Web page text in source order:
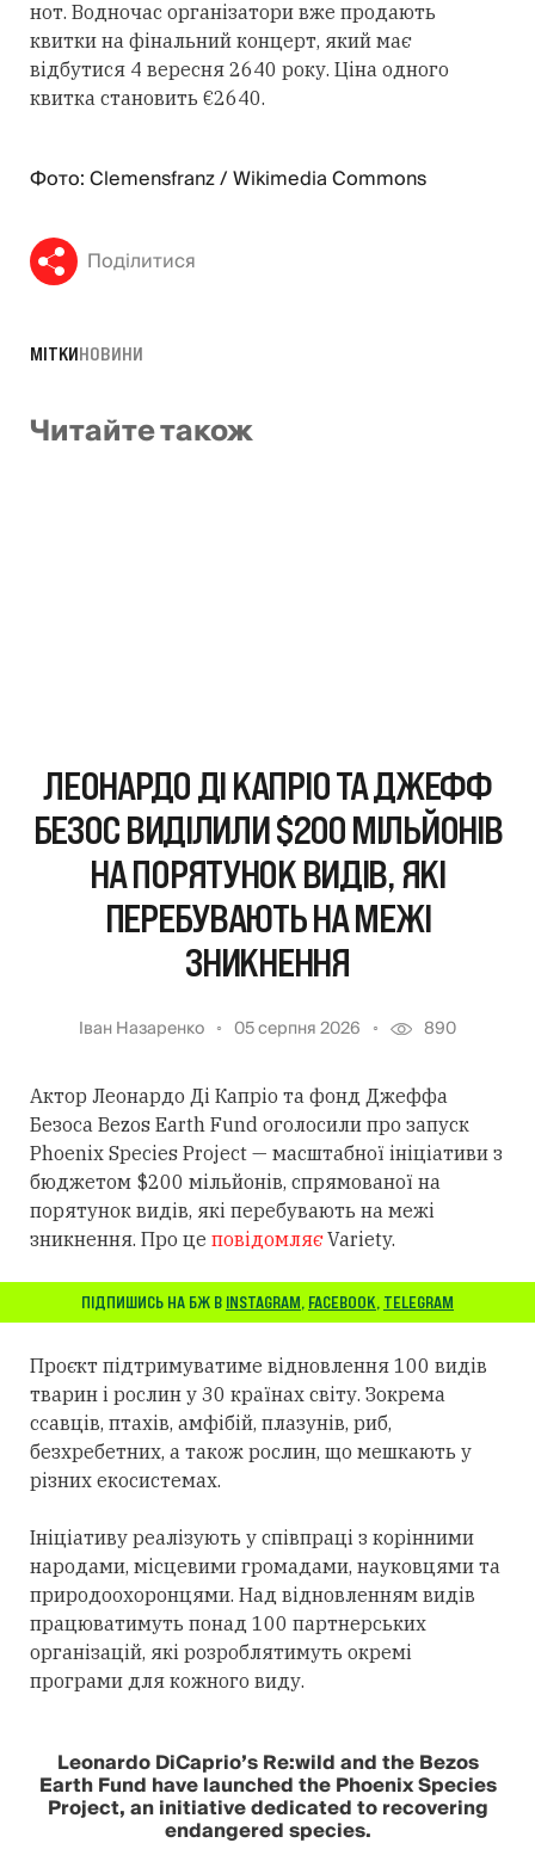
нот. Водночас організатори вже продають
квитки на фінальний концерт, який має
відбутися 4 вересня 2640 року. Ціна одного
квитка становить €2640.
Фото: Clemensfranz / Wikimedia Commons
Поділитися
МІТКИНОВИНИ
Читайте також
ЛЕОНАРДО ДІ КАПРІО ТА ДЖЕФФ
БЕЗОС ВИДІЛИЛИ $200 МІЛЬЙОНІВ
НА ПОРЯТУНОК ВИДІВ, ЯКІ
ПЕРЕБУВАЮТЬ НА МЕЖІ
ЗНИКНЕННЯ
Іван Назаренко 05 серпня 2026 890
Актор Леонардо Ді Капріо та фонд Джеффа
Безоса Bezos Earth Fund оголосили про запуск
Phoenix Species Project — масштабної ініціативи з
бюджетом $200 мільйонів, спрямованої на
порятунок видів, які перебувають на межі
зникнення. Про це повідомляєVariety.
ПІДПИШИСЬ НА БЖ В INSTAGRAM, FACEBOOK, TELEGRAM
Проєкт підтримуватиме відновлення 100 видів
тварин і рослин у 30 країнах світу. Зокрема
ссавців, птахів, амфібій, плазунів, риб,
безхребетних, а також рослин, що мешкають у
різних екосистемах.
Ініціативу реалізують у співпраці з корінними
народами, місцевими громадами, науковцями та
природоохоронцями. Над відновленням видів
працюватимуть понад 100 партнерських
організацій, які розроблятимуть окремі
програми для кожного виду.
Leonardo DiCaprio’s Re:wild and the Bezos
Earth Fund have launched the Phoenix Species
Project, an initiative dedicated to recovering
endangered species.